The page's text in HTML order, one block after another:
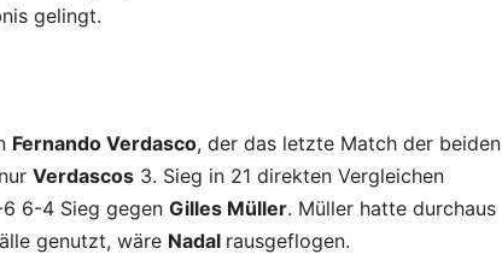
gelingt.
Fernando Verdasco, der das letzte Match der beiden
Verdascos 3. Sieg in 21 direkten Vergleichen
6-4 Sieg gegen Gilles Müller. Müller hatte durchaus
genutzt, wäre Nadal rausgeflogen.